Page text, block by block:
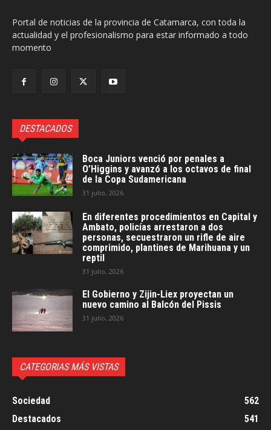
Portal de noticias de la provincia de Catamarca, con toda la
actualidad y el profesionalismo para estar informado a todo
momento
DESTACADOS
Boca Juniors venció por penales a
O’Higgins y avanzó a los octavos de final
de la Copa Sudamericana
31 julio, 2026
En diferentes procedimientos en Capital y
Ambato, policías arrestaron a dos
personas, secuestraron un rifle de aire
comprimido, plantines de Marihuana y un
reptil
31 julio, 2026
El Gobierno y Zijin-Liex proyectan un
nuevo camino al Balcón del Pissis
31 julio, 2026
CATEGORIAS MÁS VISTAS
Sociedad
562
Destacados
541